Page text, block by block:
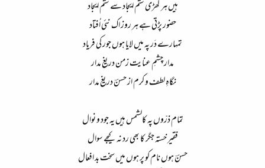
ہیں ہر گھڑی ستم ایجاد سے ستم ایجاد​
حضور پڑتی ہے ہر روز اک نئی اُفتاد​
تمہارے دَر پہ میں لایا ہوں جور کی فریاد​
مدار چشمِ عنایت زمن دریغ مدار​
نگاہِ لطف و کرم از حسنؔ دریغ مدار​
تمام ذرّوں پہ کالشمس ہیں یہ جود و نوال​
فقیر خستہ جگر کا بھی رد نہ کیجے سوال​
حسنؔ ہوں نام کو پر ہوں میں سخت بد افعال​